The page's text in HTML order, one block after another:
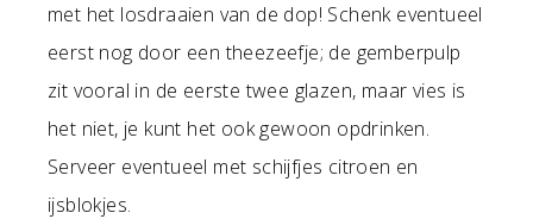
met het losdraaien van de dop! Schenk eventueel
eerst nog door een theezeefje; de gemberpulp
zit vooral in de eerste twee glazen, maar vies is
het niet, je kunt het ook gewoon opdrinken.
Serveer eventueel met schijfjes citroen en
ijsblokjes.